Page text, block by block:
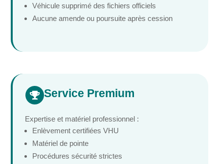
Véhicule supprimé des fichiers officiels
Aucune amende ou poursuite après cession
 Service Premium
Expertise et matériel professionnel :
Enlèvement certifiées VHU
Matériel de pointe
Procédures sécurité strictes